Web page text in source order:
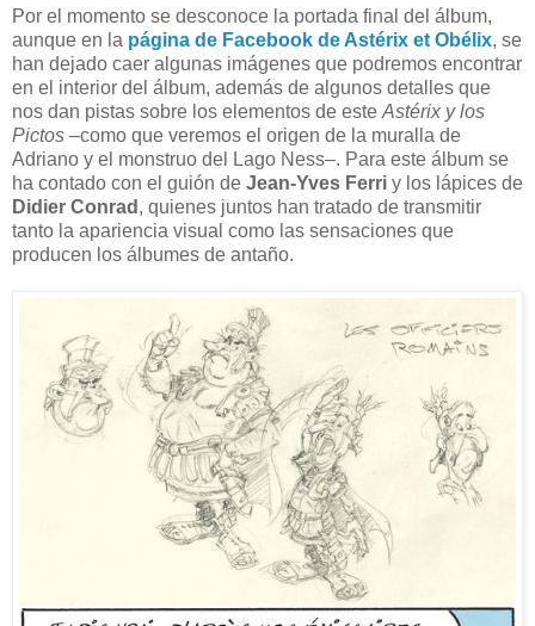
Por el momento se desconoce la portada final del álbum,
aunque en la página de Facebook de Astérix et Obélix, se
han dejado caer algunas imágenes que podremos encontrar
en el interior del álbum, además de algunos detalles que
nos dan pistas sobre los elementos de este Astérix y los
Pictos –como que veremos el origen de la muralla de
Adriano y el monstruo del Lago Ness–. Para este álbum se
ha contado con el guión de Jean-Yves Ferri y los lápices de
Didier Conrad , quienes juntos han tratado de transmitir
tanto la apariencia visual como las sensaciones que
producen los álbumes de antaño.